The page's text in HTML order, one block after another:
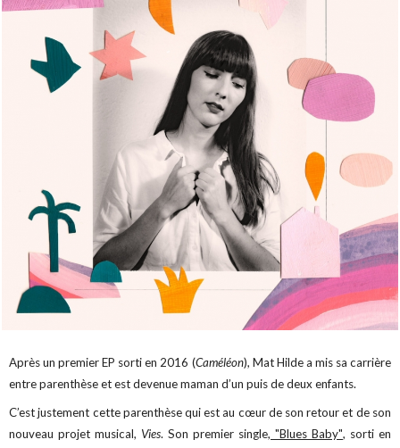
Après un premier EP sorti en 2016 (Caméléon), Mat Hilde a mis sa carrière
entre parenthèse et est devenue maman d’un puis de deux enfants.
C’est justement cette parenthèse qui est au cœur de son retour et de son
nouveau projet musical, Vies. Son premier single, "Blues Baby", sorti en